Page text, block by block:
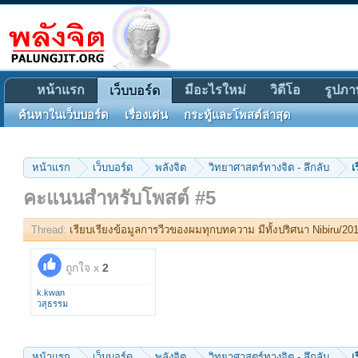
หน้าแรก เว็บบอร์ด พลังจิต วิทยาศาสตร์ทางจิต - ลึกลับ
คะแนนสำหรับโพสต์ #5
Thread: เรียบเรียงข้อมูลการวีวของผมทุกบทความ มีทั้งปริศนา Nibiru/
ถูกใจ x 2
k.kwan
วสุธรรม
หน้าแรก เว็บบอร์ด
ค้นหาในเว็บบอร์ด เรื่องเด่น กระทู้และโพสต์ล่าสุด
มีอะไรใหม่ วิดีโอ รูปภ